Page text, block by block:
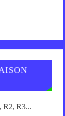
R2, R3...